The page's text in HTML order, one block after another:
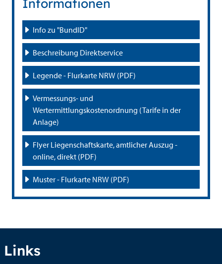
Informationen
Info zu "BundID"
Beschreibung Direktservice
Legende - Flurkarte NRW (PDF)
Vermessungs- und
Wertermittlungskostenordnung (Tarife in der
Anlage)
Flyer Liegenschaftskarte, amtlicher Auszug -
online, direkt (PDF)
Muster - Flurkarte NRW (PDF)
Links